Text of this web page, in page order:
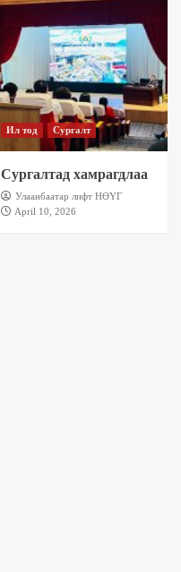
Ил тод Сургалт
Сургалтад хамрагдлаа
Улаанбаатар лифт НӨҮГ
April 10, 2026